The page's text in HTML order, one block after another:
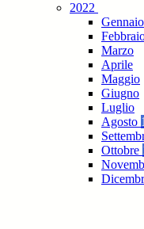
2022
Gennaio
Marzo
Aprile
Maggio
Giugno
Luglio
Agosto 1
Ottobre